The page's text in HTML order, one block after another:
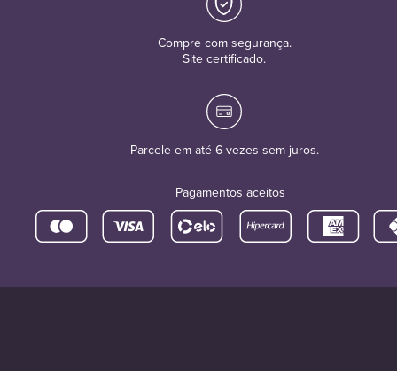
Compre com segurança.
Site certificado.
Parcele em até 6 vezes sem juros.
Pagamentos aceitos